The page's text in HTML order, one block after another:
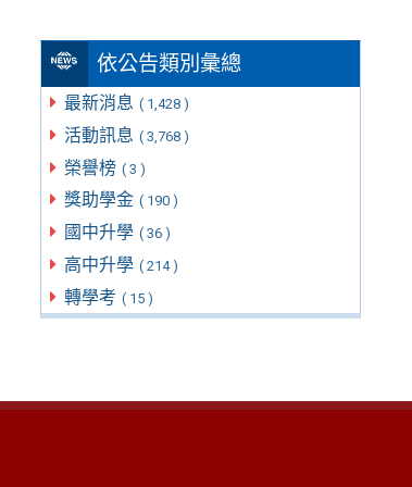
依公告類別彙總
最新消息 ( 1,428 )
活動訊息 ( 3,768 )
榮譽榜 ( 3 )
獎助學金 ( 190 )
國中升學 ( 36 )
高中升學 ( 214 )
轉學考 ( 15 )